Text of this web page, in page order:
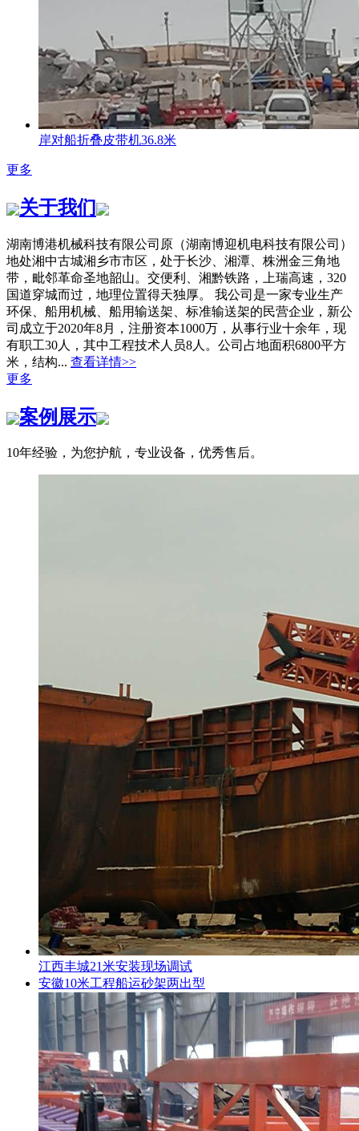
岸对船折叠皮带机36.8米
更多
关于我们
湖南博港机械科技有限公司原（湖南博迎机电科技有限公司）
地处湘中古城湘乡市市区，处于长沙、湘潭、株洲金三角地
带，毗邻革命圣地韶山。交便利、湘黔铁路，上瑞高速，320
国道穿城而过，地理位置得天独厚。 我公司是一家专业生产
环保、船用机械、船用输送架、标准输送架的民营企业，新公
司成立于2020年8月，注册资本1000万，从事行业十余年，现
有职工30人，其中工程技术人员8人。公司占地面积6800平方
米，结构... 查看详情>>
更多
案例展示
10年经验，为您护航，专业设备，优秀售后。
江西丰城21米安装现场调试
安徽10米工程船运砂架两出型